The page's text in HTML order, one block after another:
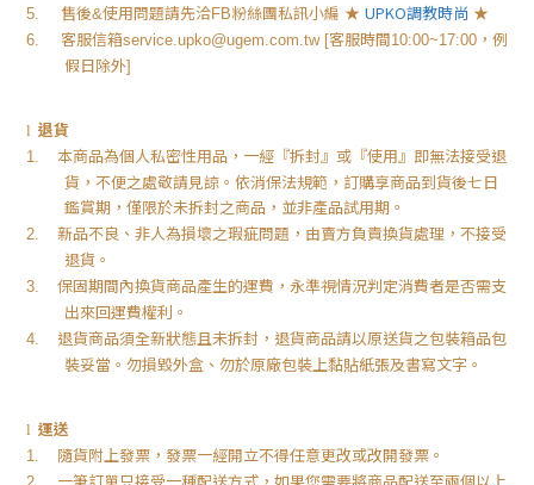
5.
售後&使用問題請先洽FB粉絲團私訊小編 ★ UPKO調教時尚 ★
6. 客服信箱service.upko@ugem.com.tw [客服時間10:00~17:00 ，例
假日除外]
l 退貨
1.
本商品為個人私密性用品，一經『拆封』或『使用』即無法接受退
貨，不便之處敬請見諒。依消保法規範，訂購享商品到貨後七日
鑑賞期，僅限於未拆封之商品，並非產品試用期。
2.
新品不良、非人為損壞之瑕疵問題，由賣方負責換貨處理，不接受
退貨。
3.
保固期間內換貨商品產生的運費，永準視情況判定消費者是否需支
出來回運費權利。
4.
退貨商品須全新狀態且未拆封，退貨商品請以原送貨之包裝箱品包
裝妥當。勿損毀外盒、勿於原廠包裝上黏貼紙張及書寫文字。
l 運送
1. 隨貨附上發票，發票一經開立不得任意更改或改開發票。